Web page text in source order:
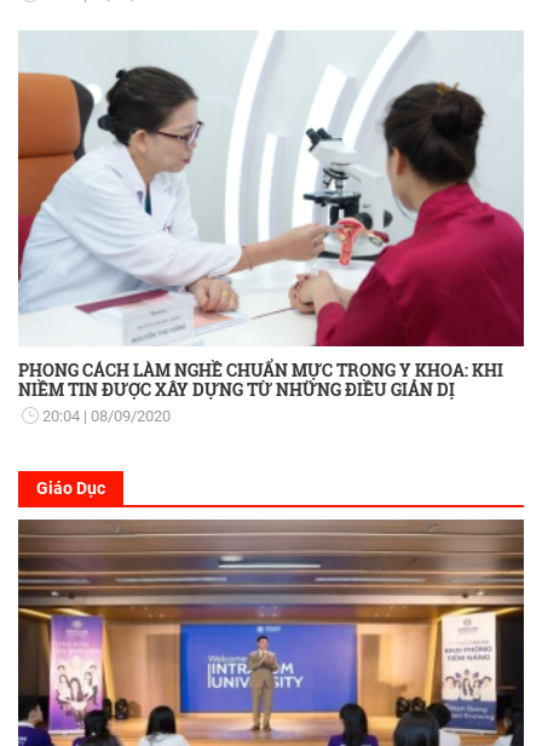
PHONG CÁCH LÀM NGHỀ CHUẨN MỰC TRONG Y KHOA: KHI
NIỀM TIN ĐƯỢC XÂY DỰNG TỪ NHỮNG ĐIỀU GIẢN DỊ
20:04 08/09/2020
Giáo Dục